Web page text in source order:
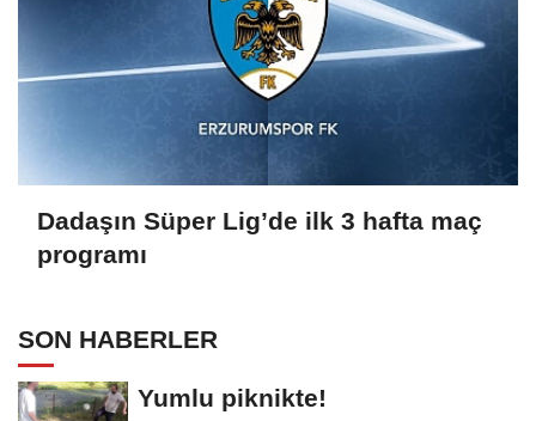
Dadaşın Süper Lig’de ilk 3 hafta maç
programı
SON HABERLER
Yumlu piknikte!